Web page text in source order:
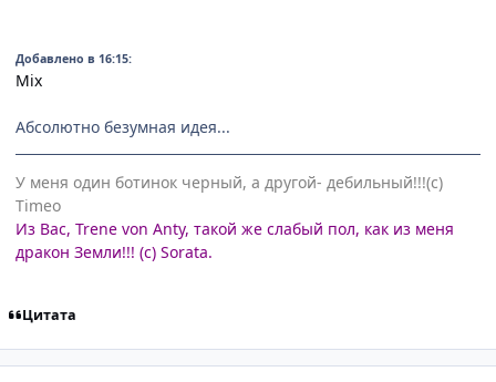
Добавлено в 16:15:
Mix
Абсолютно безумная идея...
У меня один ботинок черный, а другой- дебильный!!!(с)
Timeo
Из Вас, Trene von Anty, такой же слабый пол, как из меня
дракон Земли!!! (с) Sorata.
Цитата